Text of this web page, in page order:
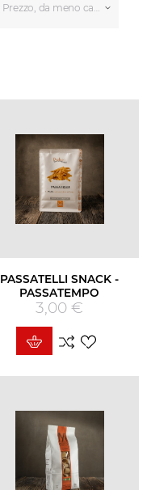
Prezzo, da meno caro a più
PASSATELLI SNACK -
PASSATEMPO
Prezzo
3,00 €